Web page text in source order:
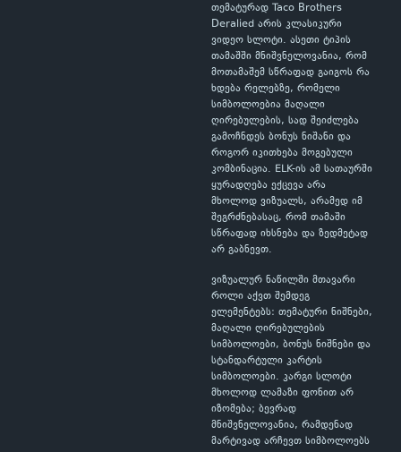
თემატურად Taco Brothers
Deralied არის კლასიკური
ვიდეო სლოტი. ასეთი ტიპის
თამაშში მნიშვნელოვანია, რომ
მოთამაშემ სწრაფად გაიგოს რა
ხდება რელებზე, რომელი
სიმბოლოებია მაღალი
ღირებულების, სად შეიძლება
გამოჩნდეს ბონუს ნიშანი და
როგორ იკითხება მოგებული
კომბინაცია. ELK-ის ამ სათაურში
ყურადღება ექცევა არა
მხოლოდ ვიზუალს, არამედ იმ
შეგრძნებასაც, რომ თამაში
სწრაფად იხსნება და ზედმეტად
არ გაბნევთ.
ვიზუალურ ნაწილში მთავარი
როლი აქვთ შემდეგ
ელემენტებს: თემატური ნიშნები,
მაღალი ღირებულების
სიმბოლოები, ბონუს ნიშნები და
სტანდარტული კარტის
სიმბოლოები. კარგი სლოტი
მხოლოდ ლამაზი ფონით არ
იზომება; ბევრად
მნიშვნელოვანია, რამდენად
მარტივად არჩევთ სიმბოლოებს